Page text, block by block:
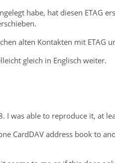
habe, hat diesen ETAG
alten Kontakten mit ETAG
gleich in Englisch weiter.
I was able to reproduce it, at
CardDAV address book to